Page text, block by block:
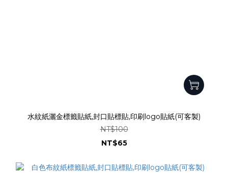
水紋紙灑金標籤貼紙,封口貼標貼,印刷logo貼紙(可客製)
NT$100
NT$65